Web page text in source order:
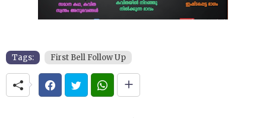
Tags: First Bell Follow Up